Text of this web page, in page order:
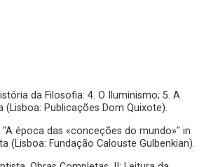
da Filosofia: 4. O Iluminismo; 5. A
(Lisboa: Publicações Dom Quixote).
"A época das «conceções do mundo»" in
(Lisboa: Fundação Calouste Gulbenkian).